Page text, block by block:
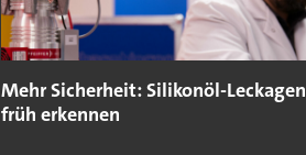
Mehr Sicherheit: Silikonöl-Leckagen
früh erkennen